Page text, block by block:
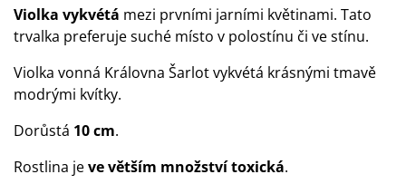
Violka vykvétá mezi prvními jarními květinami. Tato
trvalka preferuje suché místo v polostínu či ve stínu.
Violka vonná Královna Šarlot vykvétá krásnými tmavě
modrými kvítky.
Dorůstá 10 cm.
Rostlina jeve větším množství toxická.